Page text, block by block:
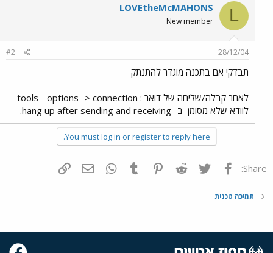
L
LOVEtheMcMAHONS
New member
28/12/04
#2
תבדקי אם בתכנה מוגדר להתנתק
לאחר קבלה/שליחה של דואר : tools - options -> connection
לוודא שלא מסומן ב- hang up after sending and receiving.
You must log in or register to reply here.
Share: פייסבוק Twitter
Reddit
Pinterest
Tumblr
WhatsAppדואר אלקטרוני
תמיכה טכנית